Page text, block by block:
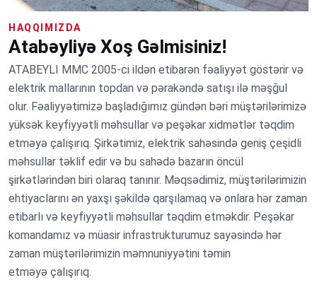
HAQQIMIZDA
Atabəyliyə Xoş Gəlmisiniz!
ATABEYLI MMC 2005-ci ildən etibarən fəaliyyət göstərir və
elektrik mallarının topdan və pərakəndə satışı ilə məşğul
olur. Fəaliyyətimizə başladığımız gündən bəri müştərilərimizə
yüksək keyfiyyətli məhsullar və peşəkar xidmətlər təqdim
etməyə çalışırıq. Şirkətimiz, elektrik sahəsində geniş çeşidli
məhsullar təklif edir və bu sahədə bazarın öncül
şirkətlərindən biri olaraq tanınır. Məqsədimiz, müştərilərimizin
ehtiyaclarını ən yaxşı şəkildə qarşılamaq və onlara hər zaman
etibarlı və keyfiyyətli məhsullar təqdim etməkdir. Peşəkar
komandamız və müasir infrastrukturumuz sayəsində hər
zaman müştərilərimizin məmnuniyyətini təmin
etməyə çalışırıq.